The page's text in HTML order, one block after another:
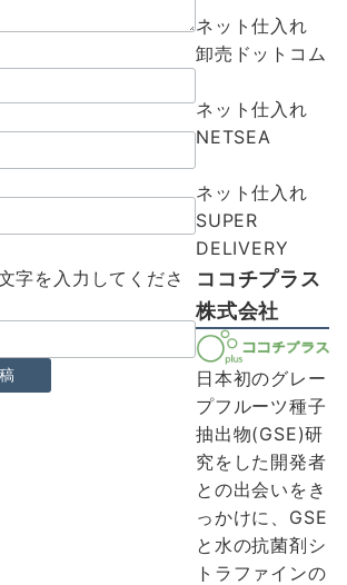
字を入力してくださ
ネット仕入れ
卸売ドットコム
ネット仕入れ
NETSEA
ネット仕入れ
SUPER
DELIVERY
ココチプラス
株式会社
日本初のグレー
プフルーツ種子
抽出物(GSE)研
究をした開発者
との出会いをき
っかけに、GSE
と水の抗菌剤シ
トラファインの